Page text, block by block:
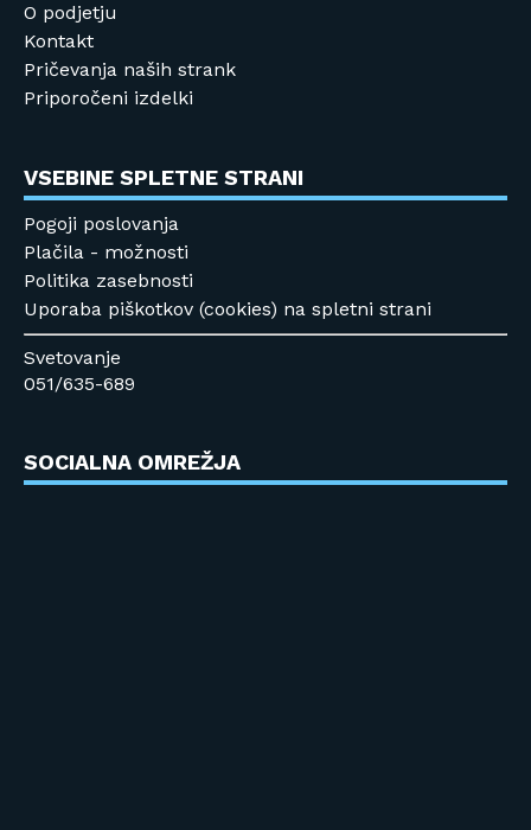
O podjetju
Kontakt
Pričevanja naših strank
Priporočeni izdelki
VSEBINE SPLETNE STRANI
Pogoji poslovanja
Plačila - možnosti
Politika zasebnosti
Uporaba piškotkov (cookies) na spletni strani
Svetovanje
051/635-689
SOCIALNA OMREŽJA